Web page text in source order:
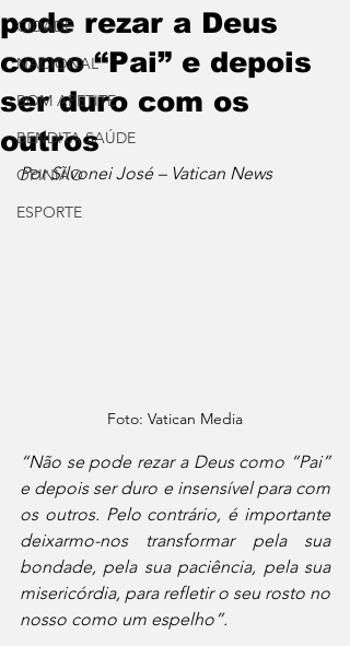
CIDADE
NACIONAL
BOM APETITE
BENDITA SAÚDE
OPINIÃO
ESPORTE
pode rezar a Deus
como “Pai” e depois
ser duro com os
outros
Por Silvonei José – Vatican News
Foto: Vatican Media
“Não se pode rezar a Deus como “Pai”
e depois ser duro e insensível para com
os outros. Pelo contrário, é importante
deixarmo-nos transformar pela sua
bondade, pela sua paciência, pela sua
misericórdia, para refletir o seu rosto no
nosso como um espelho”.